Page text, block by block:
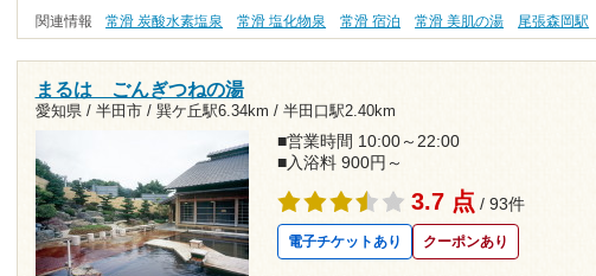
関連情報 常滑 炭酸水素塩泉 常滑 塩化物泉 常滑 宿泊 常滑 美肌の湯 尾張森岡駅
まるは ごんぎつねの湯
愛知県 / 半田市 / 巽ケ丘駅6.34km / 半田口駅2.40km
■営業時間 10:00～22:00
■入浴料 900円～
3.7 点 / 93件
電子チケットあり クーポンあり